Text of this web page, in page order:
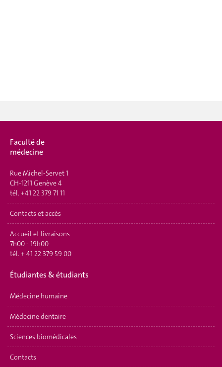
Faculté de
médecine
Rue Michel-Servet 1
CH-1211 Genève 4
tél. +41 22 379 71 11
Contacts et accès
Accueil et livraisons
7h00 - 19h00
tél. + 41 22 379 59 00
Étudiantes & étudiants
Médecine humaine
Médecine dentaire
Sciences biomédicales
Contacts